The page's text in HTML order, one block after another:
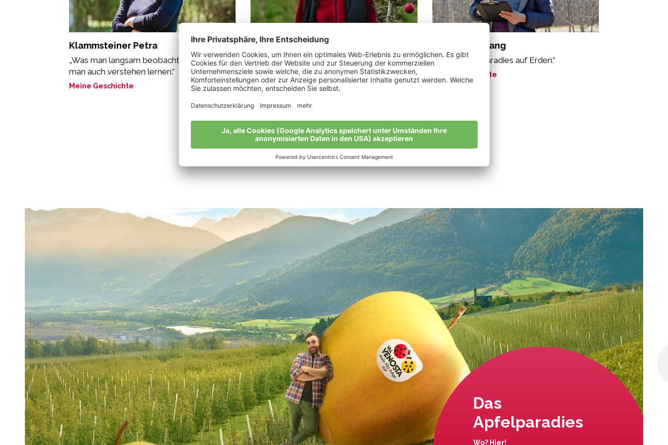
Klammsteiner Petra
„Was man langsam beobachten kann, kann
man auch verstehen lernen.“
Meine Geschichte
Tappeiner Veronika
„Man muss nicht Konditor sein, um süß zu
leben.“
Meine Geschichte
Graiss Wolfgang
„Bio ist mein Paradies auf Erden.“
Meine Geschichte
Alle Bio-Bauern im Überblick
Das
Apfelparadies
Wo? Hier!